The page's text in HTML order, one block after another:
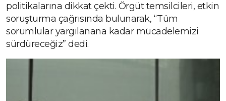
politikalarına dikkat çekti. Örgüt temsilcileri, etkin
soruşturma çağrısında bulunarak, “Tüm
sorumlular yargılanana kadar mücadelemizi
sürdüreceğiz” dedi.